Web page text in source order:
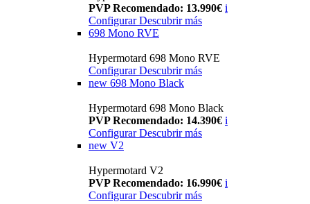
PVP Recomendado: 13.990€ i
ConfigurarDescubrir más
698 Mono RVE
Hypermotard 698 Mono RVE
Configurar Descubrir más
new 698 Mono Black
Hypermotard 698 Mono Black
PVP Recomendado: 14.390€ i
Configurar Descubrir más
new V2
Hypermotard V2
PVP Recomendado: 16.990€ i
Configurar Descubrir más